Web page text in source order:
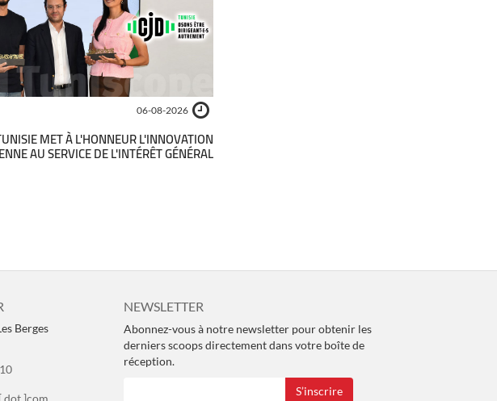
06-08-2026
MET À L'HONNEUR L'INNOVATION
AU SERVICE DE L'INTÉRÊT GÉNÉRAL
Berges
dot ]com
NEWSLETTER
Abonnez-vous à notre newsletter pour obtenir les
derniers scoops directement dans votre boîte de
réception.
S’inscrire